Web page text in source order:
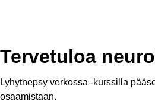
Tervetuloa
Lyhytnepsy verkossa -kurssilla
osaamistaan.